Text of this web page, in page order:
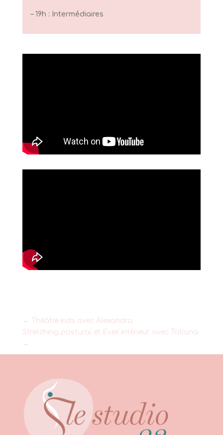
– 19h : Intermédiaires
← Théâtre kids avec Alexandra
Stretching postural et Eveil intérieur avec Tatiana
→